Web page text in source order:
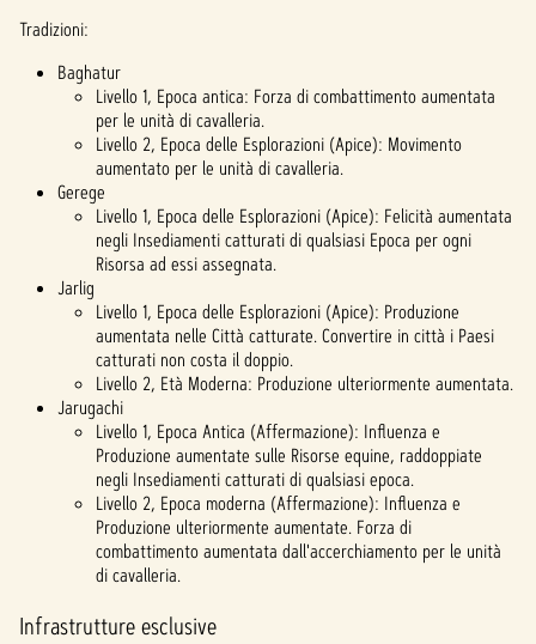
Tradizioni:
Baghatur
Livello 1, Epoca antica: Forza di combattimento aumentata
per le unità di cavalleria.
Livello 2, Epoca delle Esplorazioni (Apice): Movimento
aumentato per le unità di cavalleria.
Gerege
Livello 1, Epoca delle Esplorazioni (Apice): Felicità aumentata
negli Insediamenti catturati di qualsiasi Epoca per ogni
Risorsa ad essi assegnata.
Jarlig
Livello 1, Epoca delle Esplorazioni (Apice): Produzione
aumentata nelle Città catturate. Convertire in città i Paesi
catturati non costa il doppio.
Livello 2, Età Moderna: Produzione ulteriormente aumentata.
Jarugachi
Livello 1, Epoca Antica (Affermazione): Influenza e
Produzione aumentate sulle Risorse equine, raddoppiate
negli Insediamenti catturati di qualsiasi epoca.
Livello 2, Epoca moderna (Affermazione): Influenza e
Produzione ulteriormente aumentate. Forza di
combattimento aumentata dall'accerchiamento per le unità
di cavalleria.
Infrastrutture esclusive